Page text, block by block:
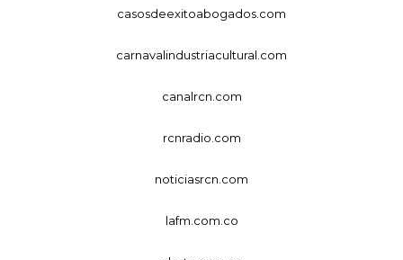
casosdeexitoabogados.com
carnavalindustriacultural.com
canalrcn.com
rcnradio.com
noticiasrcn.com
lafm.com.co